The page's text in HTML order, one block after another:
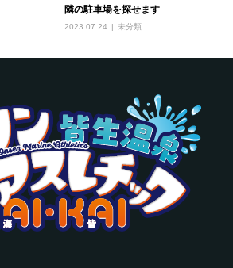
隣の駐車場を探せます
2023.07.24 未分類